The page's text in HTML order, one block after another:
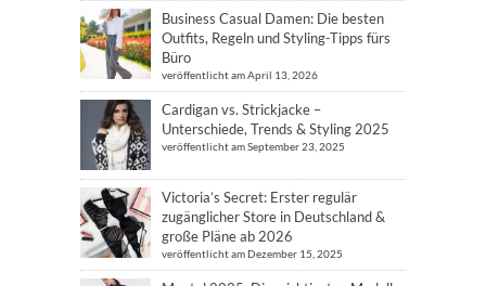
Business Casual Damen: Die besten
Outfits, Regeln und Styling-Tipps fürs
Büro
veröffentlicht am April 13, 2026
Cardigan vs. Strickjacke –
Unterschiede, Trends & Styling 2025
veröffentlicht am September 23, 2025
Victoria’s Secret: Erster regulär
zugänglicher Store in Deutschland &
große Pläne ab 2026
veröffentlicht am Dezember 15, 2025